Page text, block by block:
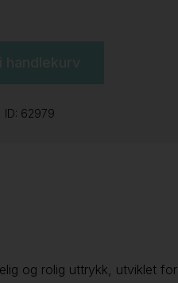
handlekurv
ID: 62979
og rolig uttrykk, utviklet for